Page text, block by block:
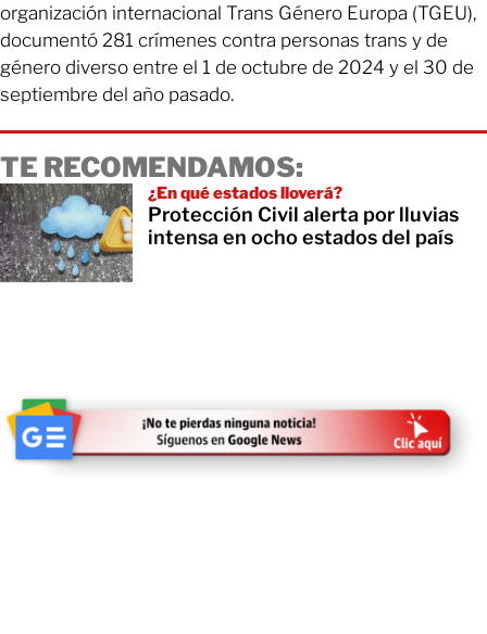
organización internacional Trans Género Europa (TGEU),
documentó 281 crímenes contra personas trans y de
género diverso entre el 1 de octubre de 2024 y el 30 de
septiembre del año pasado.
TE RECOMENDAMOS:
¿En qué estados lloverá?
Protección Civil alerta por lluvias
intensa en ocho estados del país